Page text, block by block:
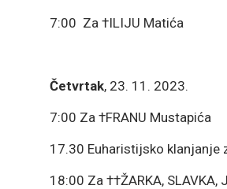
7:00 Za †ILIJU Matića
Četvrtak, 23. 11. 2023.
7:00 Za †FRANU Mustapića
17.30 Euharistijsko klanjanje
18:00 Za ††ŽARKA, SLAVKA,